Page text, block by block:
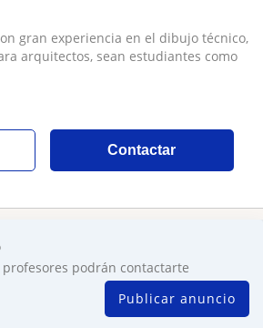
gran experiencia en el dibujo técnico,
arquitectos, sean estudiantes como
Contactar
podrán contactarte
Publicar anuncio